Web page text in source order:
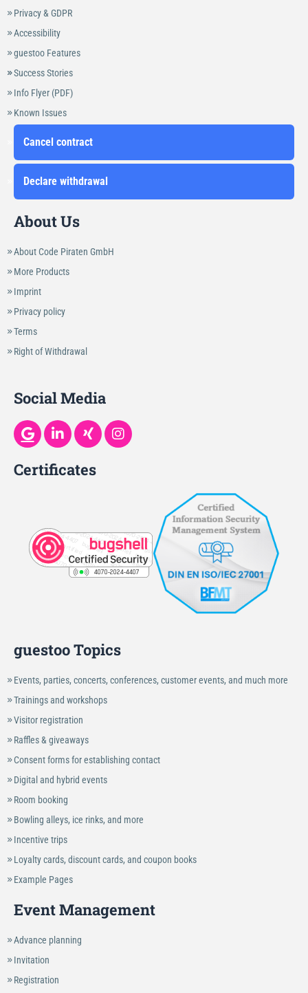
Privacy & GDPR
Accessibility
guestoo Features
Success Stories
Info Flyer (PDF)
Known Issues
Cancel contract
Declare withdrawal
About Us
About Code Piraten GmbH
More Products
Imprint
Privacy policy
Terms
Right of Withdrawal
Social Media
Certificates
guestoo Topics
Events, parties, concerts, conferences, customer events, and much more
Trainings and workshops
Visitor registration
Raffles & giveaways
Consent forms for establishing contact
Digital and hybrid events
Room booking
Bowling alleys, ice rinks, and more
Incentive trips
Loyalty cards, discount cards, and coupon books
Example Pages
Event Management
Advance planning
Invitation
Registration